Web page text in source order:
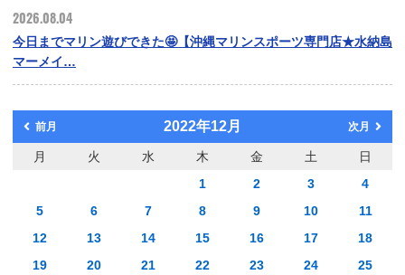
2026.08.04
今日までマリン遊びできた🤩【沖縄マリンスポーツ専門店★水納島
マーメイ…
前月 2022年12月 次月
月 火 水 木 金 土
日
1
2 3
4
5
6 7 8 9 10
11
12
13 14 15 16 17
18
19
20 21 22 23 24 25